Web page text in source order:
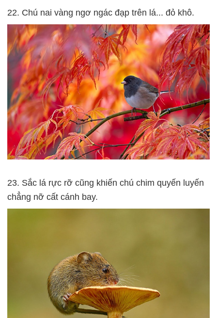
22. Chú nai vàng ngơ ngác đạp trên lá... đỏ khô.
23. Sắc lá rực rỡ cũng khiến chú chim quyến luyến
chẳng nỡ cất cánh bay.